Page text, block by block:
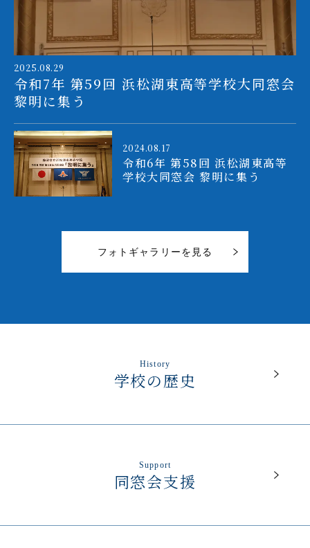
2025.08.29
令和7年 第59回 浜松湖東高等学校大同窓会
黎明に集う
2024.08.17
令和6年 第58回 浜松湖東高等
学校大同窓会 黎明に集う
フォトギャラリーを見る
History
学校の歴史
Support
同窓会支援